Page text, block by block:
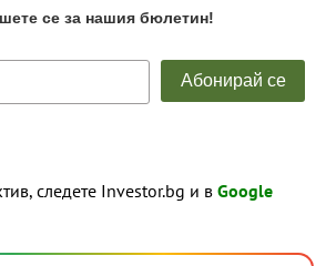
следете Investor.bg и в Google